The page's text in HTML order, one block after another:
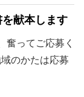
献本します
奮ってご応募く
のかたは応募